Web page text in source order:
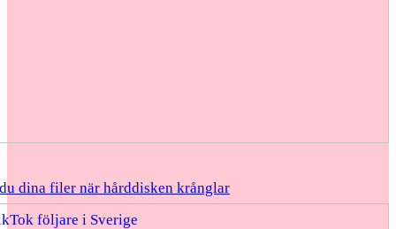
dina filer när hårddisken krånglar